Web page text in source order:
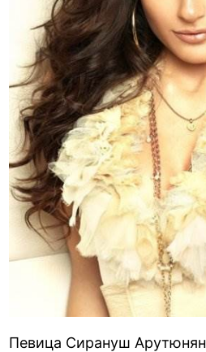
Певица Сирануш Арутюнян